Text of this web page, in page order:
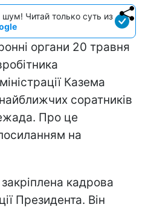
Читай только суть из
органи 20 травня
Казема
соратників
Про це
на
кадрова
Президента. Він